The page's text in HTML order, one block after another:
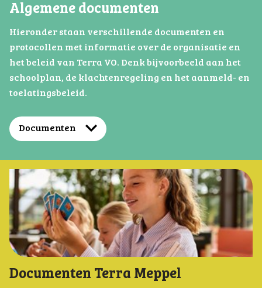
Algemene documenten
Hieronder staan verschillende documenten en
protocollen met informatie over de organisatie en
het beleid van Terra VO. Denk bijvoorbeeld aan het
schoolplan, de klachtenregeling en het aanmeld- en
toelatingsbeleid.
Documenten
Documenten Terra Meppel